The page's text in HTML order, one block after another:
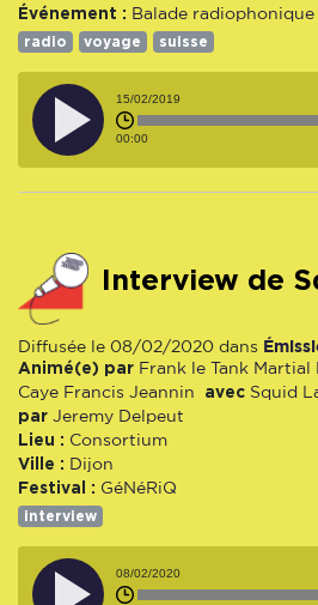
Événement : Balade
radio voyage suisse
15/02/2019
00:00
Interview de
Diffusée le 08/02/2020 dans
Animé(e) par Frank le Tank Martial
Caye Francis Jeannin avec Squid
par Jeremy Delpeut
Lieu : Consortium
Ville : Dijon
Festival : GéNéRiQ
interview
08/02/2020